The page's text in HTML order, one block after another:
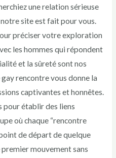
une relation sérieuse
site est fait pour vous.
préciser votre exploration
les hommes qui répondent
et la sûreté sont nos
rencontre vous donne la
captivantes et honnêtes.
pour établir des liens
où chaque “rencontre
de départ de quelque
mouvement sans